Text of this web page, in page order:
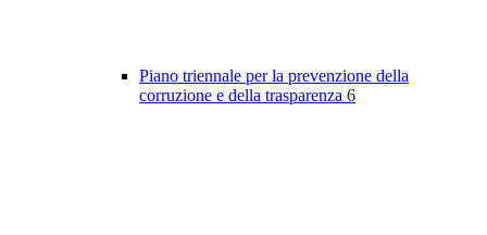
Piano triennale per la prevenzione della
corruzione e della trasparenza 6